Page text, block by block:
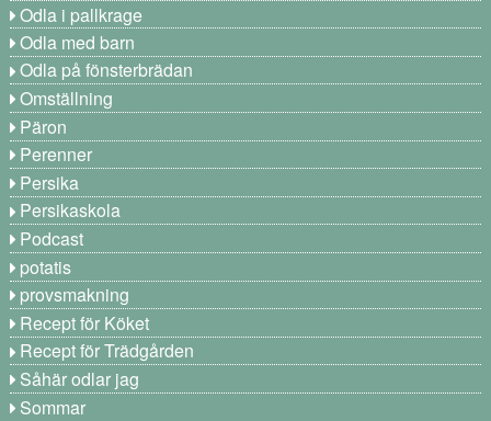
Odla i pallkrage
Odla med barn
Odla på fönsterbrädan
Omställning
Päron
Perenner
Persika
Persikaskola
Podcast
potatis
provsmakning
Recept för Köket
Recept för Trädgården
Såhär odlar jag
Sommar